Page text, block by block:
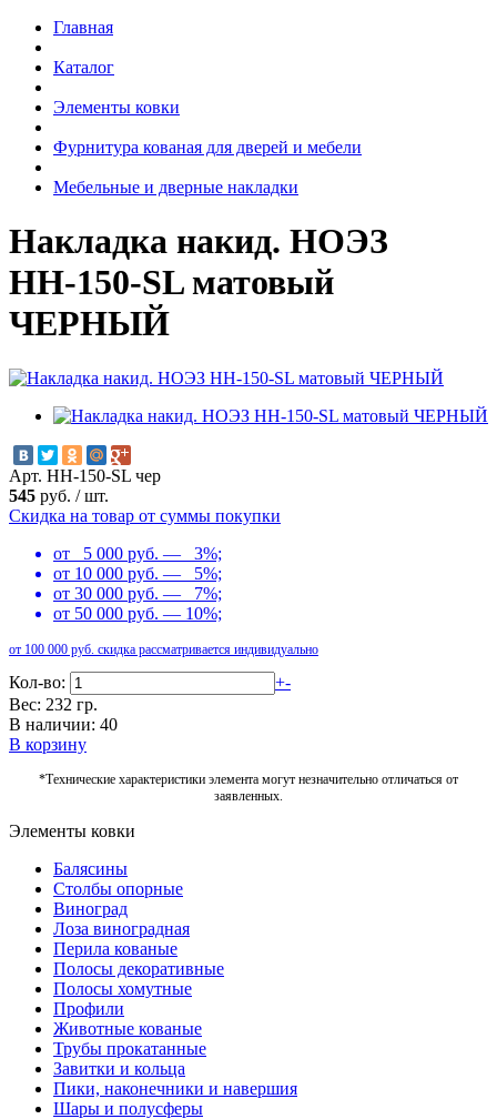
Главная
Каталог
Элементы ковки
Фурнитура кованая для дверей и мебели
Мебельные и дверные накладки
Накладка накид. НОЭЗ
НН-150-SL матовый
ЧЕРНЫЙ
Арт. НН-150-SL чер
545 руб. /шт.
Скидка на товар от суммы покупки
от 5 000 руб. — 3%;
от 10 000 руб. — 5%;
от 30 000 руб. — 7%;
от 50 000 руб. — 10%;
от 100 000 руб. скидка рассматривается индивидуально
Кол-во: +-
Вес: 232 гр.
В наличии: 40
В корзину
*Технические характеристики элемента могут незначительно отличаться от
заявленных.
Элементы ковки
Балясины
Столбы опорные
Виноград
Лоза виноградная
Перила кованые
Полосы декоративные
Полосы хомутные
Профили
Животные кованые
Трубы прокатанные
Завитки и кольца
Пики, наконечники и навершия
Шары и полусферы